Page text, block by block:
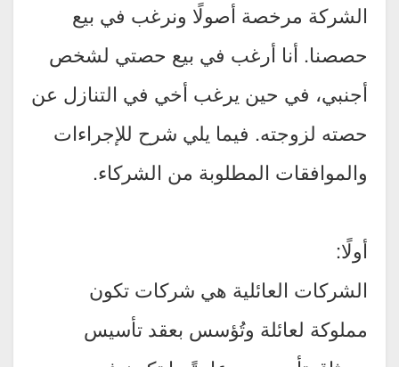
الشركة مرخصة أصولًا ونرغب في بيع
حصصنا. أنا أرغب في بيع حصتي لشخص
أجنبي، في حين يرغب أخي في التنازل عن
حصته لزوجته. فيما يلي شرح للإجراءات
والموافقات المطلوبة من الشركاء.
أولًا:
الشركات العائلية هي شركات تكون
مملوكة لعائلة وتُؤسس بعقد تأسيس